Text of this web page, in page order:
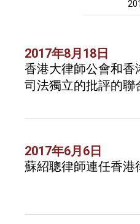
2017年8月18日
香港大律師公會和
司法獨立的批評的聯
2017年6月6日
蘇紹聰律師連任香港